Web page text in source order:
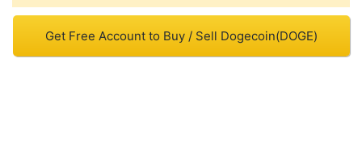
Get Free Account to Buy / Sell Dogecoin(DOGE)